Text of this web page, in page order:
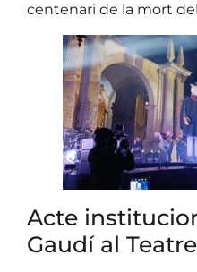
centenari de la mort
Acte
Gaudí al